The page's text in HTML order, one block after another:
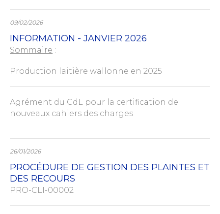
09/02/2026
INFORMATION - JANVIER 2026
Sommaire :
Production laitière wallonne en 2025
Agrément du CdL pour la certification de
nouveaux cahiers des charges
26/01/2026
PROCÉDURE DE GESTION DES PLAINTES ET
DES RECOURS
PRO-CLI-00002